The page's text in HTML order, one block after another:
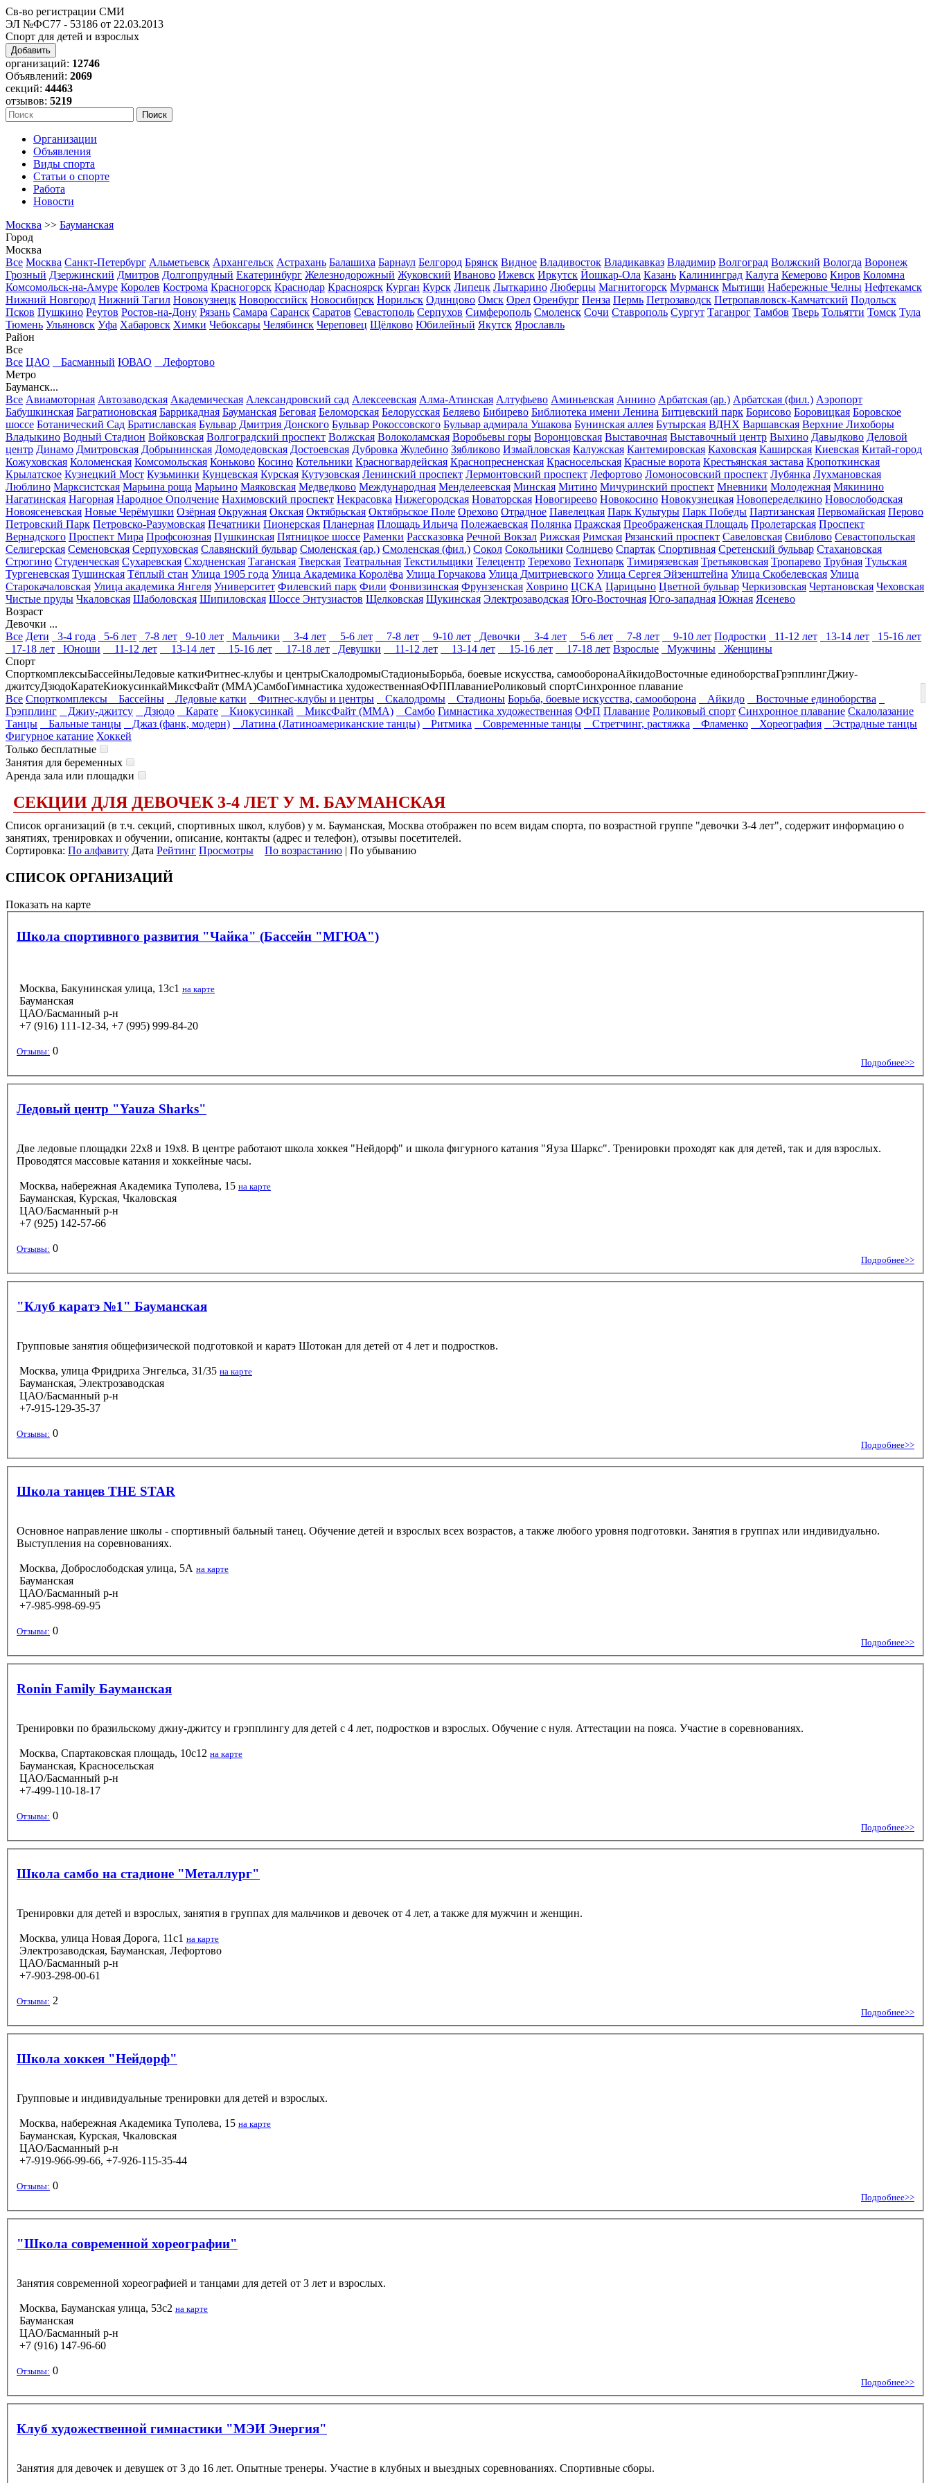
Св-во регистрации СМИ
ЭЛ №ФС77 - 53186 от 22.03.2013
Спорт для детей и взрослых
Добавить
организаций: 12746
Объявлений: 2069
секций: 44463
отзывов: 5219
Организации
Объявления
Виды спорта
Статьи о спорте
Работа
Новости
Москва >> Бауманская
Город
Москва
Все Москва Санкт-Петербург Альметьевск Архангельск Астрахань Балашиха Барнаул Белгород Брянск Видное Владивосток Владикавказ Владимир Волгоград Волжский Вологда Воронеж
Грозный Дзержинский Дмитров Долгопрудный Екатеринбург Железнодорожный Жуковский Иваново Ижевск Иркутск Йошкар-Ола Казань Калининград Калуга Кемерово Киров Коломна
Комсомольск-на-Амуре Королев Кострома Красногорск Краснодар Красноярск Курган Курск Липецк Лыткарино Люберцы Магнитогорск Мурманск Мытищи Набережные Челны Нефтекамск
Нижний Новгород Нижний Тагил Новокузнецк Новороссийск Новосибирск Норильск Одинцово Омск Орел Оренбург Пенза Пермь Петрозаводск Петропавловск-Камчатский Подольск
Псков Пушкино Реутов Ростов-на-Дону Рязань Самара Саранск Саратов Севастополь Серпухов Симферополь Смоленск Сочи Ставрополь Сургут Таганрог Тамбов Тверь Тольятти Томск Тула
Тюмень Ульяновск Уфа Хабаровск Химки Чебоксары Челябинск Череповец Щёлково Юбилейный Якутск Ярославль
Район
Все
Все ЦАО Басманный ЮВАО
Лефортово
Метро
Бауманск...
Все Авиамоторная Автозаводская Академическая Александровский сад Алексеевская Алма-Атинская Алтуфьево Аминьевская Аннино Арбатская (ар.) Арбатская (фил.) Аэропорт
Бабушкинская Багратионовская Баррикадная Бауманская Беговая Беломорская Белорусская Беляево Бибирево Библиотека имени Ленина Битцевский парк Борисово Боровицкая Боровское
шоссе Ботанический Сад Братиславская Бульвар Дмитрия Донского Бульвар Рокоссовского Бульвар адмирала Ушакова Бунинская аллея Бутырская ВДНХ Варшавская Верхние Лихоборы
Владыкино Водный Стадион Войковская Волгоградский проспект Волжская Волоколамская Воробьевы горы Воронцовская Выставочная Выставочный центр Выхино Давыдково Деловой
центр Динамо Дмитровская Добрынинская Домодедовская Достоевская Дубровка Жулебино Зябликово Измайловская Калужская Кантемировская Каховская Каширская Киевская Китай-город
Кожуховская Коломенская Комсомольская Коньково Косино Котельники Красногвардейская Краснопресненская Красносельская Красные ворота Крестьянская застава Кропоткинская
Крылатское Кузнецкий Мост Кузьминки Кунцевская Курская Кутузовская Ленинский проспект Лермонтовский проспект Лефортово Ломоносовский проспект Лубянка Лухмановская
Люблино Марксистская Марьина роща Марьино Маяковская Медведково Международная Менделеевская Минская Митино Мичуринский проспект Мневники Молодежная Мякинино
Нагатинская Нагорная Народное Ополчение Нахимовский проспект Некрасовка Нижегородская Новаторская Новогиреево Новокосино Новокузнецкая Новопеределкино Новослободская
Новоясеневская Новые Черёмушки Озёрная Окружная Окская Октябрьская Октябрьское Поле Орехово Отрадное Павелецкая Парк Культуры Парк Победы Партизанская Первомайская Перово
Петровский Парк Петровско-Разумовская Печатники Пионерская Планерная Площадь Ильича Полежаевская Полянка Пражская Преображенская Площадь Пролетарская Проспект
Вернадского Проспект Мира Профсоюзная Пушкинская Пятницкое шоссе Раменки Рассказовка Речной Вокзал Рижская Римская Рязанский проспект Савеловская Свиблово Севастопольская
Селигерская Семеновская Серпуховская Славянский бульвар Смоленская (ар.) Смоленская (фил.) Сокол Сокольники Солнцево Спартак Спортивная Сретенский бульвар Стахановская
Строгино Студенческая Сухаревская Сходненская Таганская Тверская Театральная Текстильщики Телецентр Терехово Технопарк Тимирязевская Третьяковская Тропарево Трубная Тульская
Тургеневская Тушинская Тёплый стан Улица 1905 года Улица Академика Королёва Улица Горчакова Улица Дмитриевского Улица Сергея Эйзенштейна Улица Скобелевская Улица
Старокачаловская Улица академика Янгеля Университет Филевский парк Фили Фонвизинская Фрунзенская Ховрино ЦСКА Царицыно Цветной бульвар Черкизовская Чертановская Чеховская
Чистые пруды Чкаловская Шаболовская Шипиловская Шоссе Энтузиастов Щелковская Щукинская Электрозаводская Юго-Восточная Юго-западная Южная Ясенево
Возраст
Девочки ...
Все Дети 3-4 года 5-6 лет 7-8 лет 9-10 лет Мальчики 3-4 лет 5-6 лет 7-8 лет 9-10 лет Девочки 3-4 лет 5-6 лет 7-8 лет 9-10 лет Подростки 11-12 лет 13-14 лет
15-16 лет
17-18 лет
Юноши 11-12 лет 13-14 лет 15-16 лет 17-18 лет Девушки 11-12 лет 13-14 лет 15-16 лет 17-18 лет Взрослые Мужчины
Женщины
Спорт
СпорткомплексыБассейныЛедовые каткиФитнес-клубы и центрыСкалодромыСтадионыБорьба, боевые искусства, самооборонаАйкидоВосточные единоборстваГрэпплингДжиу-
джитсуДзюдоКаратеКиокусинкайМиксФайт (ММА)СамбоГимнастика художественнаяОФППлаваниеРоликовый спортСинхронное плавание
Все Спорткомплексы Бассейны Ледовые катки Фитнес-клубы и центры Скалодромы Стадионы Борьба, боевые искусства, самооборона Айкидо
Восточные единоборства
Грэпплинг
Джиу-джитсу Дзюдо Карате Киокусинкай МиксФайт (ММА) Самбо Гимнастика художественная ОФП Плавание Роликовый спорт Синхронное плавание Скалолазание
Танцы
Бальные танцы Джаз (фанк, модерн) Латина (Латиноамериканские танцы) Ритмика Современные танцы Стретчинг, растяжка Фламенко Хореография
Эстрадные танцы
Фигурное катание Хоккей
Только бесплатные
Занятия для беременных
Аренда зала или площадки
СЕКЦИИ ДЛЯ ДЕВОЧЕК 3-4 ЛЕТ У М. БАУМАНСКАЯ
Список организаций (в т.ч. секций, спортивных школ, клубов) у м. Бауманская, Москва отображен по всем видам спорта, по возрастной группе "девочки 3-4 лет", содержит информацию о
занятиях, тренировках и обучении, описание, контакты (адрес и телефон), отзывы посетителей.
Сортировка: По алфавиту Дата Рейтинг Просмотры По возрастанию | По убыванию
СПИСОК ОРГАНИЗАЦИЙ
Показать на карте
Школа спортивного развития "Чайка" (Бассейн "МГЮА")
Москва, Бакунинская улица, 13с1 на карте
Бауманская
ЦАО/Басманный р-н
+7 (916) 111-12-34, +7 (995) 999-84-20
Отзывы: 0
Подробнее>>
Ледовый центр "Yauza Sharks"
Две ледовые площадки 22х8 и 19х8. В центре работают школа хоккея "Нейдорф" и школа фигурного катания "Яуза Шаркс". Тренировки проходят как для детей, так и для взрослых.
Проводятся массовые катания и хоккейные часы.
Москва, набережная Академика Туполева, 15 на карте
Бауманская, Курская, Чкаловская
ЦАО/Басманный р-н
+7 (925) 142-57-66
Отзывы: 0
Подробнее>>
"Клуб каратэ №1" Бауманская
Групповые занятия общефизической подготовкой и каратэ Шотокан для детей от 4 лет и подростков.
Москва, улица Фридриха Энгельса, 31/35 на карте
Бауманская, Электрозаводская
ЦАО/Басманный р-н
+7-915-129-35-37
Отзывы: 0
Подробнее>>
Школа танцев THE STAR
Основное направление школы - спортивный бальный танец. Обучение детей и взрослых всех возрастов, а также любого уровня подготовки. Занятия в группах или индивидуально.
Выступления на соревнованиях.
Москва, Доброслободская улица, 5А на карте
Бауманская
ЦАО/Басманный р-н
+7-985-998-69-95
Отзывы: 0
Подробнее>>
Ronin Family Бауманская
Тренировки по бразильскому джиу-джитсу и грэпплингу для детей с 4 лет, подростков и взрослых. Обучение с нуля. Аттестации на пояса. Участие в соревнованиях.
Москва, Спартаковская площадь, 10с12 на карте
Бауманская, Красносельская
ЦАО/Басманный р-н
+7-499-110-18-17
Отзывы: 0
Подробнее>>
Школа самбо на стадионе "Металлург"
Тренировки для детей и взрослых, занятия в группах для мальчиков и девочек от 4 лет, а также для мужчин и женщин.
Москва, улица Новая Дорога, 11с1 на карте
Электрозаводская, Бауманская, Лефортово
ЦАО/Басманный р-н
+7-903-298-00-61
Отзывы: 2
Подробнее>>
Школа хоккея "Нейдорф"
Групповые и индивидуальные тренировки для детей и взрослых.
Москва, набережная Академика Туполева, 15 на карте
Бауманская, Курская, Чкаловская
ЦАО/Басманный р-н
+7-919-966-99-66, +7-926-115-35-44
Отзывы: 0
Подробнее>>
"Школа современной хореографии"
Занятия современной хореографией и танцами для детей от 3 лет и взрослых.
Москва, Бауманская улица, 53с2 на карте
Бауманская
ЦАО/Басманный р-н
+7 (916) 147-96-60
Отзывы: 0
Подробнее>>
Клуб художественной гимнастики "МЭИ Энергия"
Занятия для девочек и девушек от 3 до 16 лет. Опытные тренеры. Участие в клубных и выездных соревнованиях. Спортивные сборы.